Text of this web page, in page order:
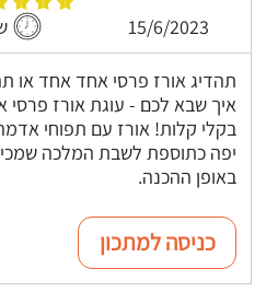
15/6/2023
תהדיג אורז פרסי אחד אחד או
איך שבא לכם - עוגת אורז פרסי
בקלי קלות! אורז עם תפוחי
יפה כתוספת לשבת המלכה
באופן ההכנה.
כניסה למתכון